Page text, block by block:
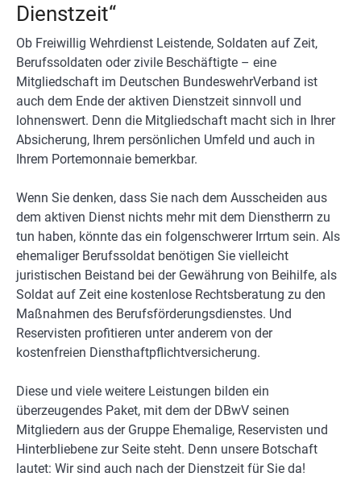
Dienstzeit“
Ob Freiwillig Wehrdienst Leistende, Soldaten auf Zeit,
Berufssoldaten oder zivile Beschäftigte – eine
Mitgliedschaft im Deutschen BundeswehrVerband ist
auch dem Ende der aktiven Dienstzeit sinnvoll und
lohnenswert. Denn die Mitgliedschaft macht sich in Ihrer
Absicherung, Ihrem persönlichen Umfeld und auch in
Ihrem Portemonnaie bemerkbar.
Wenn Sie denken, dass Sie nach dem Ausscheiden aus
dem aktiven Dienst nichts mehr mit dem Dienstherrn zu
tun haben, könnte das ein folgenschwerer Irrtum sein. Als
ehemaliger Berufssoldat benötigen Sie vielleicht
juristischen Beistand bei der Gewährung von Beihilfe, als
Soldat auf Zeit eine kostenlose Rechtsberatung zu den
Maßnahmen des Berufsförderungsdienstes. Und
Reservisten profitieren unter anderem von der
kostenfreien Diensthaftpflichtversicherung.
Diese und viele weitere Leistungen bilden ein
überzeugendes Paket, mit dem der DBwV seinen
Mitgliedern aus der Gruppe Ehemalige, Reservisten und
Hinterbliebene zur Seite steht. Denn unsere Botschaft
lautet: Wir sind auch nach der Dienstzeit für Sie da!